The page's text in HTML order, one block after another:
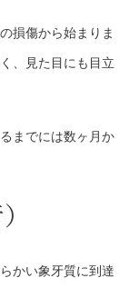
損傷から始まりま
、見た目にも目立
までには数ヶ月か
かい象牙質に到達